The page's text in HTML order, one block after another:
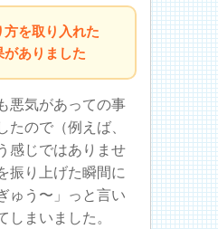
方を取り入れた
がありました
悪気があっての事
たので（例えば、
感じではありませ
振り上げた瞬間に
ゅう〜」っと言い
しまいました。